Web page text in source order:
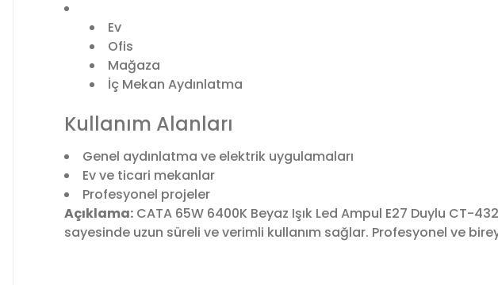
Ev
Ofis
Mağaza
İç Mekan Aydınlatma
Kullanım Alanları
Genel aydınlatma ve elektrik uygulamaları
Ev ve ticari mekanlar
Profesyonel projeler
Açıklama: CATA 65W 6400K Beyaz Işık Led Ampul E27 Duylu CT-
sayesinde uzun süreli ve verimli kullanım sağlar. Profesyonel ve